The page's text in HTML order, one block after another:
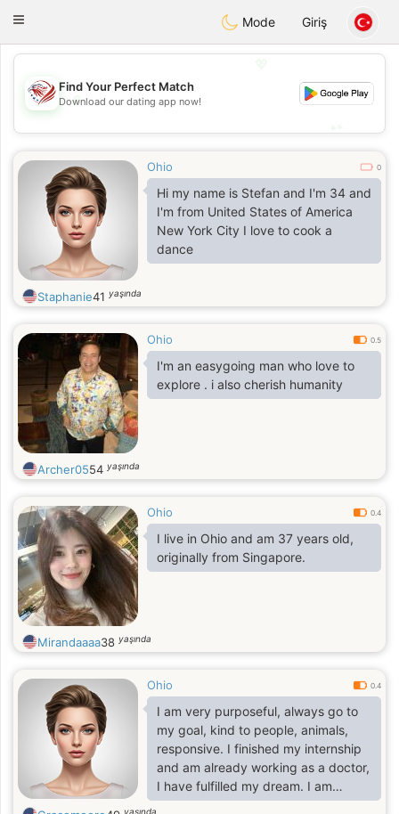
Dating
Toggle
Mode Giriş
💖
💕
Find Your Perfect Match
Download our dating app now!
Ohio 0
Hi my name is Stefan and I'm 34 and
I'm from United States of America
New York City I love to cook a
dance
Staphanie41 yaşında
Ohio 0.5
I'm an easygoing man who love to
explore . i also cherish humanity
Archer0554 yaşında
Ohio 0.4
I live in Ohio and am 37 years old,
originally from Singapore.
Mirandaaaa38 yaşında
Ohio 0.4
I am very purposeful, always go to
my goal, kind to people, animals,
responsive. I finished my internship
and am already working as a doctor,
I have fulfilled my dream. I am
happy that I can help people
yaşında